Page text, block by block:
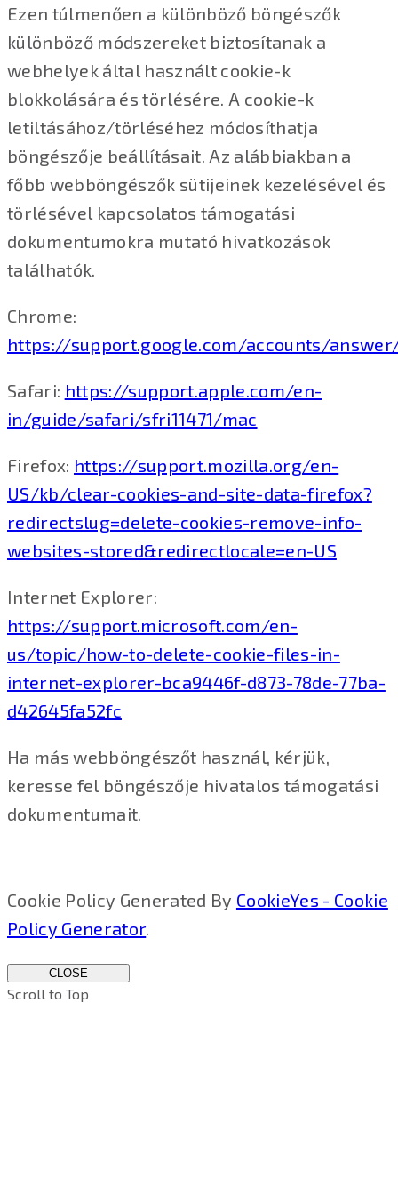
Ezen túlmenően a különböző böngészők
különböző módszereket biztosítanak a
webhelyek által használt cookie-k
blokkolására és törlésére. A cookie-k
letiltásához/törléséhez módosíthatja
böngészője beállításait. Az alábbiakban a
főbb webböngészők sütijeinek kezelésével és
törlésével kapcsolatos támogatási
dokumentumokra mutató hivatkozások
találhatók.
Chrome:
https://support.google.com/accounts/
Safari: https://support.apple.com/en-
in/guide/safari/sfri11471/mac
Firefox: https://support.mozilla.org/en-
US/kb/clear-cookies-and-site-data-firefox?
redirectslug=delete-cookies-remove-info-
websites-stored&redirectlocale=en-US
Internet Explorer:
https://support.microsoft.com/en-
us/topic/how-to-delete-cookie-files-in-
internet-explorer-bca9446f-d873-78de-77ba-
d42645fa52fc
Ha más webböngészőt használ, kérjük,
keresse fel böngészője hivatalos támogatási
dokumentumait.
Cookie Policy Generated By CookieYes - Cookie
Policy Generator.
CLOSE
Scroll to Top